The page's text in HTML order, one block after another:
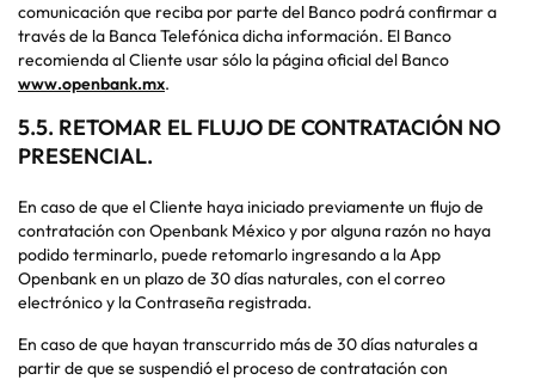
comunicación que reciba por parte del Banco podrá confirmar a
través de la Banca Telefónica dicha información. El Banco
recomienda al Cliente usar sólo la página oficial del Banco
www.openbank.mx.
5.5. RETOMAR EL FLUJO DE CONTRATACIÓN NO
PRESENCIAL.
En caso de que el Cliente haya iniciado previamente un flujo de
contratación con Openbank México y por alguna razón no haya
podido terminarlo, puede retomarlo ingresando a la App
Openbank en un plazo de 30 días naturales, con el correo
electrónico y la Contraseña registrada.
En caso de que hayan transcurrido más de 30 días naturales a
partir de que se suspendió el proceso de contratación con